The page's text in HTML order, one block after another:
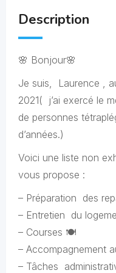
Description
🌸 Bonjour🌸
Je suis, Laurence ,
2021( j’ai exercé le
de personnes
d’années.)
Voici une liste non
vous propose :
– Préparation des
– Entretien du
– Courses 🍽️
– Accompagnement
– Tâches